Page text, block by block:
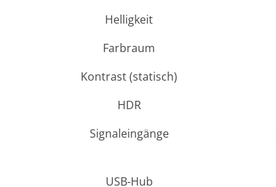
Helligkeit
Farbraum
Kontrast (statisch)
HDR
Signaleingänge
USB-Hub